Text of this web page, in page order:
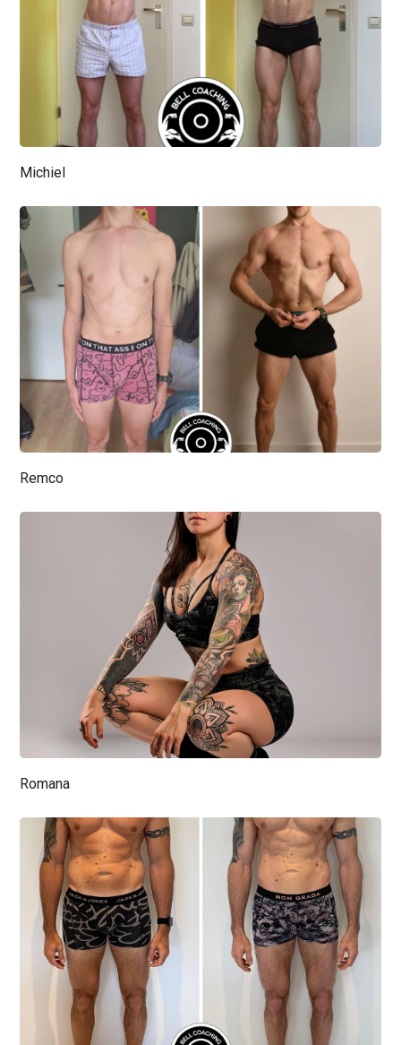
Michiel
Remco
Romana